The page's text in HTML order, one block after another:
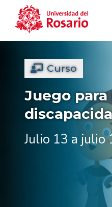
Curso
Juego
Julio 13 a julio